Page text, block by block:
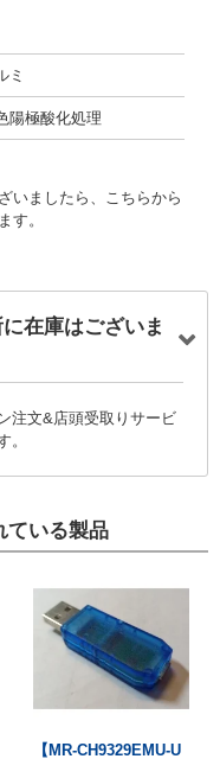
ミ
陽極酸化処理
いましたら、こちらから
す。
在庫はございま
注文&店頭受取りサービ
。
ている製品
【MR-CH9329EMU-U